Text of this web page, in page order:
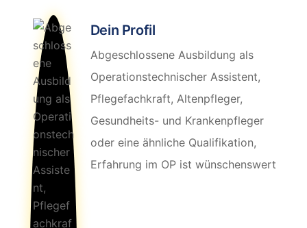
Dein Profil
Abgeschlossene Ausbildung als
Operationstechnischer Assistent,
Pflegefachkraft, Altenpfleger,
Gesundheits- und Krankenpfleger
oder eine ähnliche Qualifikation,
Erfahrung im OP ist wünschenswert